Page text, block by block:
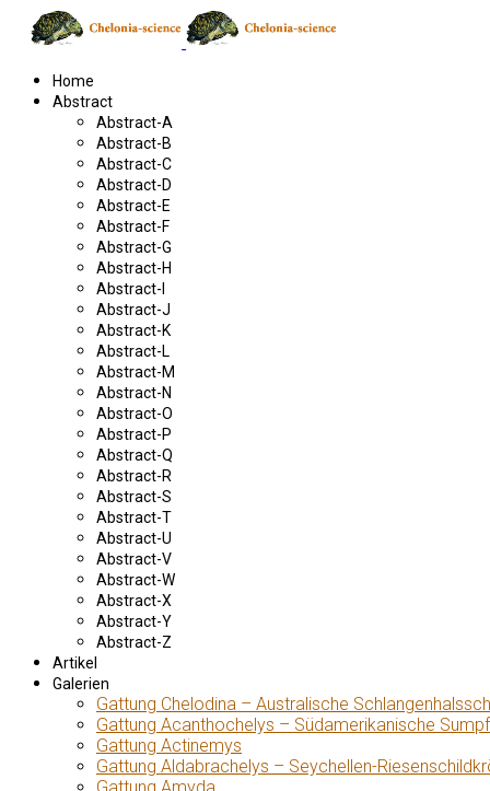
Home
Abstract
Abstract-A
Abstract-B
Abstract-C
Abstract-D
Abstract-E
Abstract-F
Abstract-G
Abstract-H
Abstract-I
Abstract-J
Abstract-K
Abstract-L
Abstract-M
Abstract-N
Abstract-O
Abstract-P
Abstract-Q
Abstract-R
Abstract-S
Abstract-T
Abstract-U
Abstract-V
Abstract-W
Abstract-X
Abstract-Y
Abstract-Z
Artikel
Galerien
Gattung Chelodina – Australische
Gattung Acanthochelys – Südamerikanische
Gattung Actinemys
Gattung Aldabrachelys – Seychellen-